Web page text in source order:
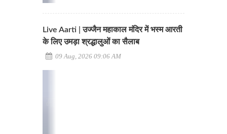
Live Aarti | उज्जैन महाकाल मंदिर में भस्म आरती
के लिए उमड़ा श्रद्धालुओं का सैलाब
09 Aug, 2026 09:06 AM